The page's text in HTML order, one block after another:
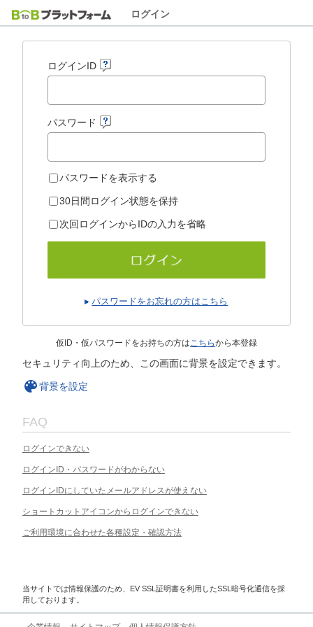
ログイン
ログインID
パスワード
パスワードを表示する
30日間ログイン状態を保持
次回ログインからIDの入力を省略
パスワードをお忘れの方はこちら
仮ID・仮パスワードをお持ちの方はこちらから本登録
セキュリティ向上のため、この画面に背景を設定できます。
背景を設定
FAQ
ログインできない
ログインID・パスワードがわからない
ログインIDにしていたメールアドレスが使えない
ショートカットアイコンからログインできない
ご利用環境に合わせた各種設定・確認方法
当サイトでは情報保護のため、EV SSL証明書を利用したSSL暗号化通信を採
用しております。